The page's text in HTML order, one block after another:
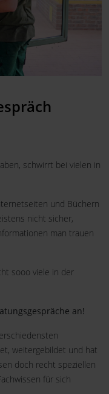
schwirrt bei vielen in
und Büchern
nicht sicher,
man trauen
sooo viele in der
an!
weitergebildet und hat
doch recht speziellen
für sich